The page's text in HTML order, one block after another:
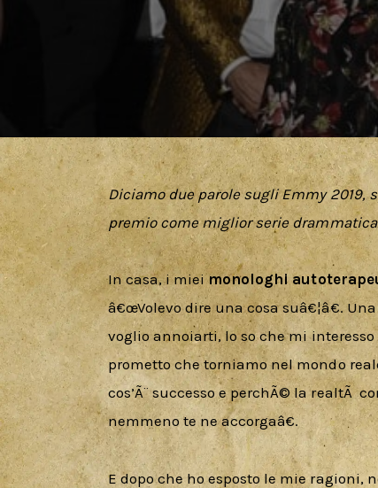
Diciamo due parole sugli Emmy 2019,
premio come miglior serie
In casa, i miei monologhi
â€œVolevo dire una cosa suâ€¦â€.
voglio annoiarti, lo so che mi
prometto che torniamo nel mondo
cos’Ã¨ successo e perchÃ© la realtÃ
nemmeno te ne accorgaâ€.
E dopo che ho esposto le mie